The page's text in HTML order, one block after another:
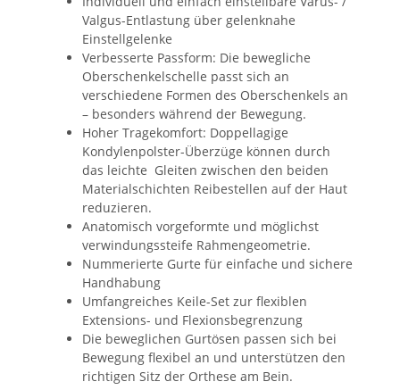
Valgus-Entlastung über gelenknahe
Einstellgelenke
Verbesserte Passform: Die bewegliche
Oberschenkelschelle passt sich an
verschiedene Formen des Oberschenkels an
– besonders während der Bewegung.
Hoher Tragekomfort: Doppellagige
Kondylenpolster-Überzüge können durch
das leichte Gleiten zwischen den beiden
Materialschichten Reibestellen auf der Haut
reduzieren.
Anatomisch vorgeformte und möglichst
verwindungssteife Rahmengeometrie.
Nummerierte Gurte für einfache und sichere
Handhabung
Umfangreiches Keile-Set zur flexiblen
Extensions- und Flexionsbegrenzung
Die beweglichen Gurtösen passen sich bei
Bewegung flexibel an und unterstützen den
richtigen Sitz der Orthese am Bein.